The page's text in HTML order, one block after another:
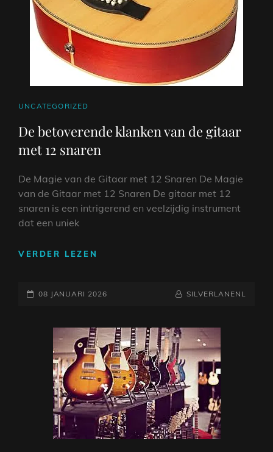
CAT
UNCATEGORIZED
De betoverende klanken van de gitaar
met 12 snaren
De Magie van de Gitaar met 12 Snaren De Magie
van de Gitaar met 12 Snaren De gitaar met 12
snaren is een intrigerend en veelzijdig instrument
dat een uniek
VERDER LEZEN
VAN
MET
12
SNAREN
GEPLAATST
08 JANUARI 2026 NAAMREGEL
BYLINE
SILVERLANENL